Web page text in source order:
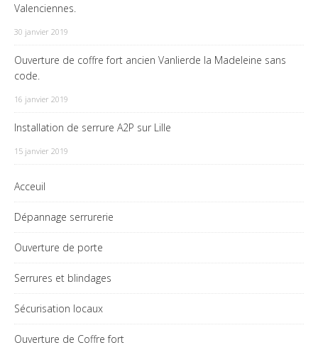
Valenciennes.
30 janvier 2019
Ouverture de coffre fort ancien Vanlierde la Madeleine sans
code.
16 janvier 2019
Installation de serrure A2P sur Lille
15 janvier 2019
Acceuil
Dépannage serrurerie
Ouverture de porte
Serrures et blindages
Sécurisation locaux
Ouverture de Coffre fort